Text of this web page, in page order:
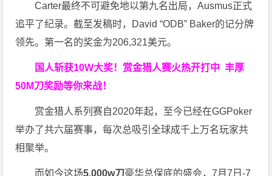
Carter最终不可避免地以第九名出局，Ausmus正式
追平了纪录。截至发稿时，David “ODB” Baker的记分牌
领先。第一名的奖金为206,321美元。
国人斩获10W大奖！ 赏金猎人赛火热开打中 丰厚
50M刀奖励等你来战！
赏金猎人系列赛自2020年起，至今已经在GGPoker
举办了共六届赛事，每次总吸引全球成千上万名玩家共
相聚举。
而如今这场5,000w刀豪华总保底的盛会，7月7日-7